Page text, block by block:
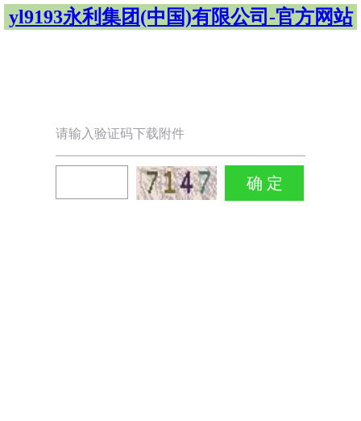
yl9193永利集团(中国)有限公司-官方网站
请输入验证码下载附件